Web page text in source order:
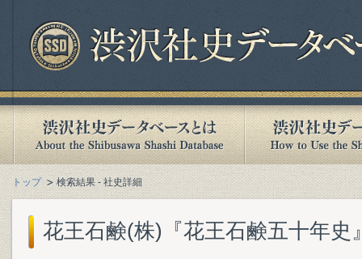
トップ 検索結果 - 社史詳細
花王石鹸(株)『花王石鹸五十年史